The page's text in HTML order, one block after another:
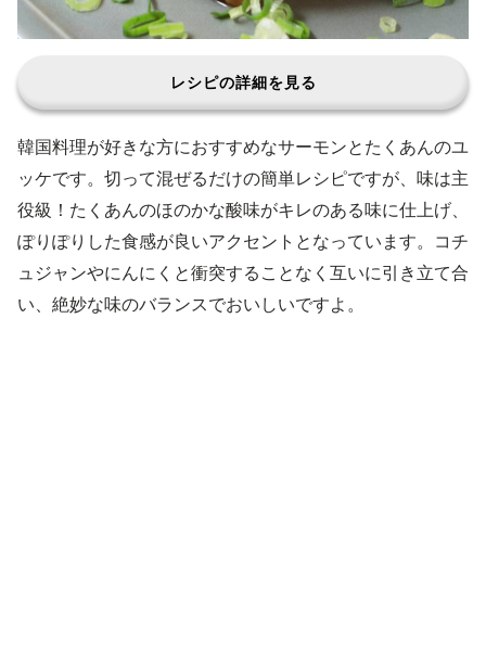
レシピの詳細を見る
韓国料理が好きな方におすすめなサーモンとたくあんのユ
ッケです。切って混ぜるだけの簡単レシピですが、味は主
役級！たくあんのほのかな酸味がキレのある味に仕上げ、
ぽりぽりした食感が良いアクセントとなっています。コチ
ュジャンやにんにくと衝突することなく互いに引き立て合
い、絶妙な味のバランスでおいしいですよ。